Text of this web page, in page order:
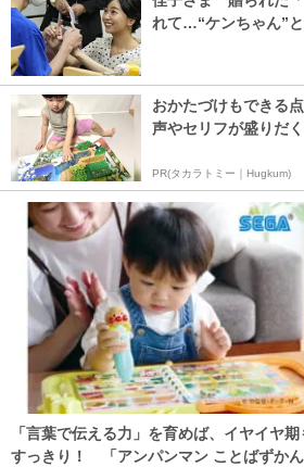
れて…“ケンちゃん”
おかたづけもできる
声やセリフが盛りだ
PR(タカラトミー｜Hugkum)
「言葉で伝える力」を育めば、イヤイヤ期
すっきり！ 「アンパンマン ことばずか